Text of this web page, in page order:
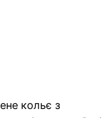
кольє з